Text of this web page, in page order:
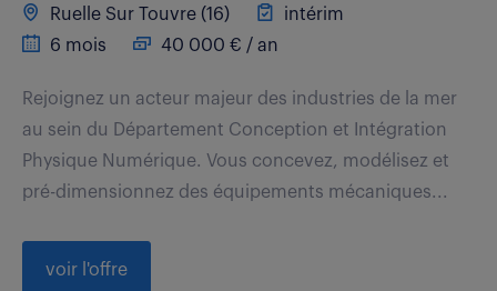
Ruelle Sur Touvre (16)
intérim
6 mois
40 000 € / an
Rejoignez un acteur majeur des industries de la mer
au sein du Département Conception et Intégration
Physique Numérique. Vous concevez, modélisez et
pré-dimensionnez des équipements mécaniques...
voir l'offre